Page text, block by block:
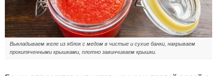
Выкладываем желе из яблок с медом в чистые и сухие банки, накрываем
прокипяченными крышками, плотно завинчиваем крышки.